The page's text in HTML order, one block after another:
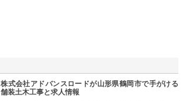
株式会社アドバンスロードが山形県鶴岡市で手がける
舗装土木工事と求人情報